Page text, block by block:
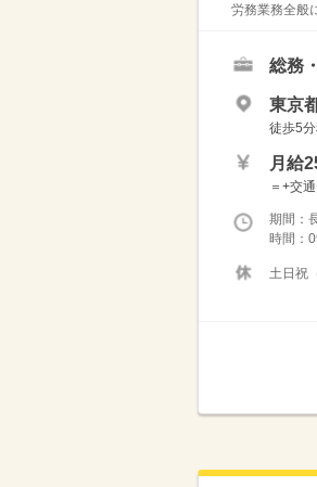
労務業務全般
総務
東京
徒歩5
月給
＝+交
期間
時間：
土日祝